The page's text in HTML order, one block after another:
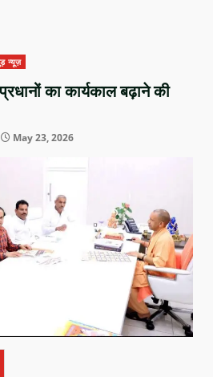
न्यूज़
का कार्यकाल बढ़ाने की
May 23, 2026